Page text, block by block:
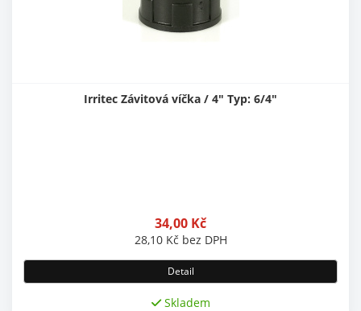
Irritec Závitová víčka / 4" Typ: 6/4"
34,00 Kč
28,10 Kč bez DPH
Detail
Skladem